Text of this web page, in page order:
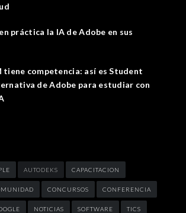
práctica la IA de Adobe en sus
tiene competencia: así es Student
de Adobe para estudiar con
AUTODEKS CAPACITACION
CONCURSOS CONFERENCIA
NOTICIAS SOFTWARE TICS